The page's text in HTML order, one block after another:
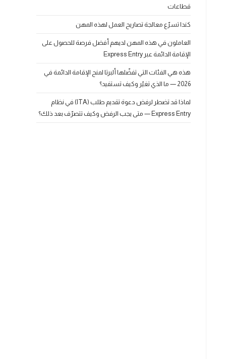
قطاعات
كندا تسرّع معالجة تصاريح العمل لهذه المهن
العاملون في هذه المهن لديهم أفضل فرصة للحصول على
الإقامة الدائمة عبر Express Entry
هذه هي الفئات التي تفضّلها ألبرتا لمنح الإقامة الدائمة في
2026 — ما الذي تغيّر وكيف تستفيد؟
لماذا قد تضطر لرفض دعوة تقديم طلب (ITA) في نظام
Express Entry — متى يجب الرفض وكيف تتصرّف بعد ذلك؟